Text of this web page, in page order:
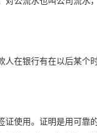
在银行有在以后某个
使用。证明是用可靠